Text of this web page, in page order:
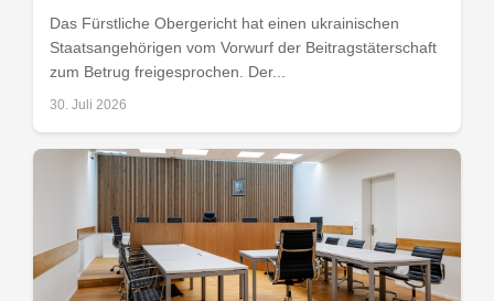
Das Fürstliche Obergericht hat einen ukrainischen
Staatsangehörigen vom Vorwurf der Beitragstäterschaft
zum Betrug freigesprochen. Der...
30. Juli 2026